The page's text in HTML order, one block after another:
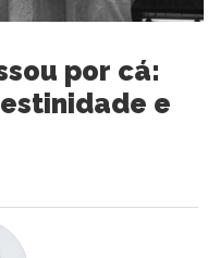
por cá:
e